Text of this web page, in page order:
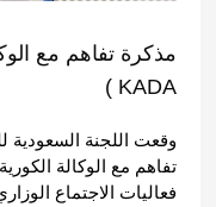
مذكرة تفاهم مع
KADA )
فعاليات الاجتماع